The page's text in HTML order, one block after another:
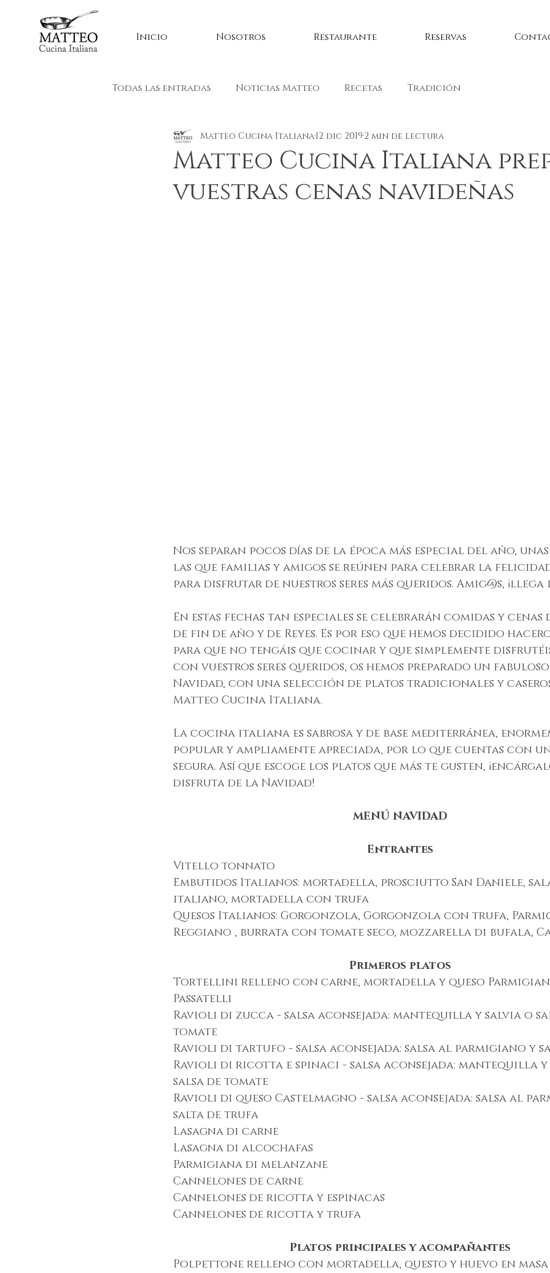
Inicio Nosotros Restaurante Reservas
Todas las entradas Noticias Matteo Recetas Tradición
Matteo Cucina Italiana
vuestras cenas navideñas
Matteo Cucina Italiana12 dic 2019 2 min de lectura
Nos separan pocos días de la época más especial del año,
las que familias y amigos se reúnen para celebrar la
para disfrutar de nuestros seres más queridos. Amig@s, ¡llega
En estas fechas tan especiales se celebrarán comidas y cenas
de fin de año y de Reyes. Es por eso que hemos decidido
para que no tengáis que cocinar y que simplemente
con vuestros seres queridos, os hemos preparado un fabuloso
Navidad, con una selección de platos tradicionales y
Matteo Cucina Italiana.
La cocina italiana es sabrosa y de base mediterránea,
popular y ampliamente apreciada, por lo que cuentas con
segura. Así que escoge los platos que más te gusten,
disfruta de la Navidad!
MENÚ NAVIDAD
Entrantes
Vitello tonnato
Embutidos Italianos: mortadella, prosciutto San Daniele,
italiano, mortadella con trufa
Quesos Italianos: Gorgonzola, Gorgonzola con trufa,
Reggiano , burrata con tomate seco, mozzarella di bufala,
Primeros platos
Tortellini relleno con carne, mortadella y queso
Passatelli
Ravioli di zucca - salsa aconsejada: mantequilla y salvia o
tomate
Ravioli di tartufo - salsa aconsejada: salsa al parmigiano y
Ravioli di ricotta e spinaci - salsa aconsejada: mantequilla y
salsa de tomate
Ravioli di queso Castelmagno - salsa aconsejada: salsa al
salta de trufa
Lasagna di carne
Lasagna di alcochafas
Parmigiana di melanzane
Cannelones de carne
Cannelones de ricotta y espinacas
Cannelones de ricotta y trufa
Platos principales y acompañantes
Polpettone relleno con mortadella, questo y huevo en masa